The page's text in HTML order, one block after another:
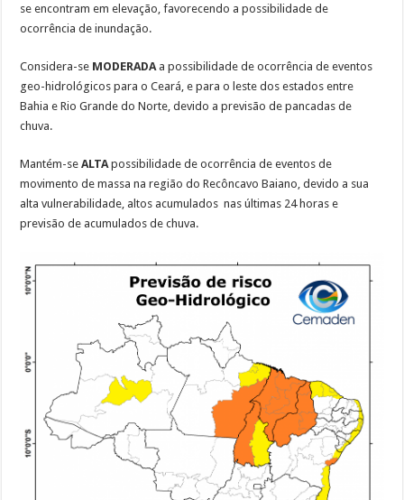
se encontram em elevação, favorecendo a possibilidade de
ocorrência de inundação.
Considera-se MODERADA a possibilidade de ocorrência de eventos
geo-hidrológicos para o Ceará, e para o leste dos estados entre
Bahia e Rio Grande do Norte, devido a previsão de pancadas de
chuva.
Mantém-seALTA possibilidade de ocorrência de eventos de
movimento de massa na região do Recôncavo Baiano, devido a sua
alta vulnerabilidade, altos acumulados nas últimas 24 horas e
previsão de acumulados de chuva.